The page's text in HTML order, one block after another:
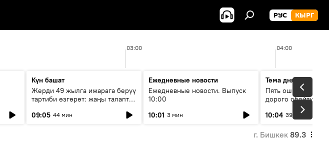
РУС КЫРГ
03:00 04:00
Күн башат
Жерди 49 жылга ижарага берүү
тартиби өзгөрөт: жаңы талаптар
09:05 44 мин
Ежедневные новости
Ежедневные новости. Выпуск
10:00
10:01 3 мин
Тема дня
Пять ошибок
дорого обойтись
10:04 39 мин
г. Бишкек 89.3